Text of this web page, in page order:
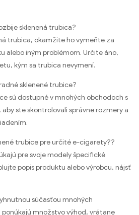
sklenená trubica?
trubica, okamžite ho vymeňte za
alebo iným problémom. Určite áno,
kým sa trubica nevymení.
sklenené trubice?
sú dostupné v mnohých obchodoch s
ste skontrolovali správne rozmery a
trubice pre určité e-cigarety??
pre svoje modely špecifické
popis produktu alebo výrobcu, nájsť
súčasťou mnohých
množstvo výhod, vrátane